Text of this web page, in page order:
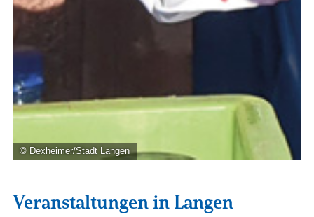
© Dexheimer/Stadt Langen
Veranstaltungen in Langen